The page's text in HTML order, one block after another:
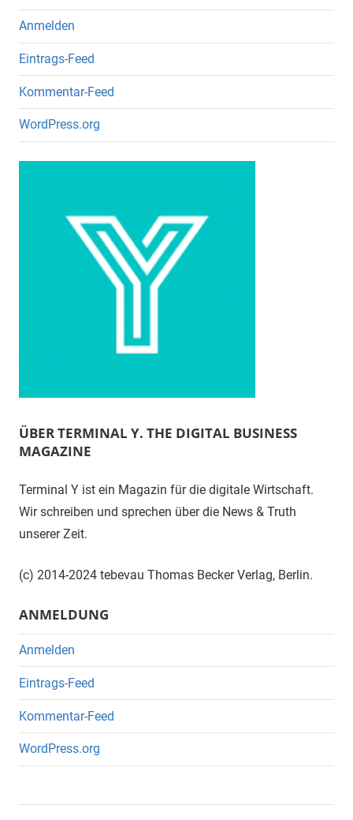
Anmelden
Eintrags-Feed
Kommentar-Feed
WordPress.org
ÜBER TERMINAL Y. THE DIGITAL BUSINESS
MAGAZINE
Terminal Y ist ein Magazin für die digitale Wirtschaft.
Wir schreiben und sprechen über die News & Truth
unserer Zeit.
(c) 2014-2024 tebevau Thomas Becker Verlag, Berlin.
ANMELDUNG
Anmelden
Eintrags-Feed
Kommentar-Feed
WordPress.org